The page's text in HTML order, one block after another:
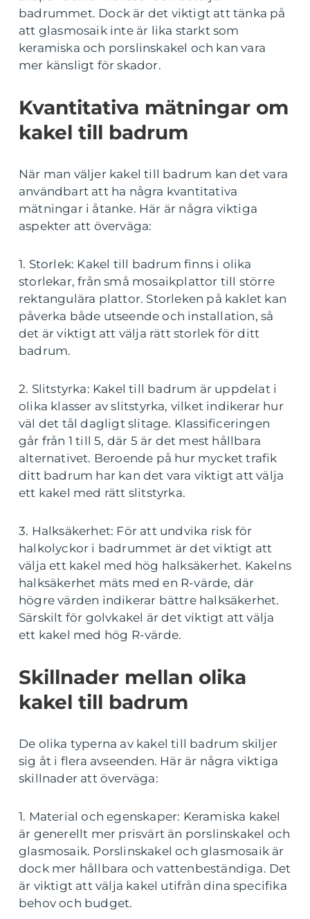
badrummet. Dock är det viktigt att tänka på
att glasmosaik inte är lika starkt som
keramiska och porslinskakel och kan vara
mer känsligt för skador.
Kvantitativa mätningar om
kakel till badrum
När man väljer kakel till badrum kan det vara
användbart att ha några kvantitativa
mätningar i åtanke. Här är några viktiga
aspekter att överväga:
1. Storlek: Kakel till badrum finns i olika
storlekar, från små mosaikplattor till större
rektangulära plattor. Storleken på kaklet kan
påverka både utseende och installation, så
det är viktigt att välja rätt storlek för ditt
badrum.
2. Slitstyrka: Kakel till badrum är uppdelat i
olika klasser av slitstyrka, vilket indikerar hur
väl det tål dagligt slitage. Klassificeringen
går från 1 till 5, där 5 är det mest hållbara
alternativet. Beroende på hur mycket trafik
ditt badrum har kan det vara viktigt att välja
ett kakel med rätt slitstyrka.
3. Halksäkerhet: För att undvika risk för
halkolyckor i badrummet är det viktigt att
välja ett kakel med hög halksäkerhet. Kakelns
halksäkerhet mäts med en R-värde, där
högre värden indikerar bättre halksäkerhet.
Särskilt för golvkakel är det viktigt att välja
ett kakel med hög R-värde.
Skillnader mellan olika
kakel till badrum
De olika typerna av kakel till badrum skiljer
sig åt i flera avseenden. Här är några viktiga
skillnader att överväga:
1. Material och egenskaper: Keramiska kakel
är generellt mer prisvärt än porslinskakel och
glasmosaik. Porslinskakel och glasmosaik är
dock mer hållbara och vattenbeständiga. Det
är viktigt att välja kakel utifrån dina specifika
behov och budget.